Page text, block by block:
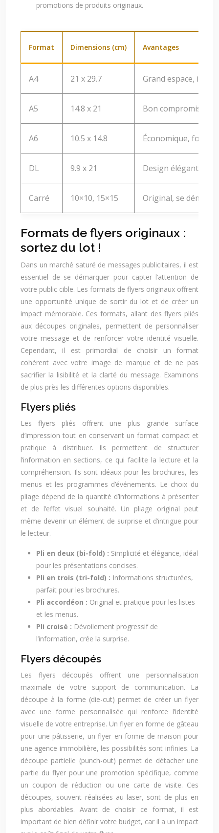
promotions de produits originaux.
Format Dimensions (cm) Avantages
A4 21 x 29.7 Grand espace,
A5 14.8 x 21 Bon compromis
A6 10.5 x 14.8 Économique, format
DL 9.9 x 21 Design élégant,
Carré 10×10, 15×15 Original, se
Formats de flyers originaux :
sortez du lot !
Dans un marché saturé de messages publicitaires, il est
essentiel de se démarquer pour capter l’attention de
votre public cible. Les formats de flyers originaux offrent
une opportunité unique de sortir du lot et de créer un
impact mémorable. Ces formats, allant des flyers pliés
aux découpes originales, permettent de personnaliser
votre message et de renforcer votre identité visuelle.
Cependant, il est primordial de choisir un format
cohérent avec votre image de marque et de ne pas
sacrifier la lisibilité et la clarté du message. Examinons
de plus près les différentes options disponibles.
Flyers pliés
Les flyers pliés offrent une plus grande surface
d’impression tout en conservant un format compact et
pratique à distribuer. Ils permettent de structurer
l’information en sections, ce qui facilite la lecture et la
compréhension. Ils sont idéaux pour les brochures, les
menus et les programmes d’événements. Le choix du
pliage dépend de la quantité d’informations à présenter
et de l’effet visuel souhaité. Un pliage original peut
même devenir un élément de surprise et d’intrigue pour
le lecteur.
Pli en deux (bi-fold) : Simplicité et élégance, idéal
pour les présentations concises.
Pli en trois (tri-fold) : Informations structurées,
parfait pour les brochures.
Pli accordéon : Original et pratique pour les listes
et les menus.
Pli croisé : Dévoilement progressif de
l’information, crée la surprise.
Flyers découpés
Les flyers découpés offrent une personnalisation
maximale de votre support de communication. La
découpe à la forme (die-cut) permet de créer un flyer
avec une forme personnalisée qui renforce l’identité
visuelle de votre entreprise. Un flyer en forme de gâteau
pour une pâtisserie, un flyer en forme de maison pour
une agence immobilière, les possibilités sont infinies. La
découpe partielle (punch-out) permet de détacher une
partie du flyer pour une promotion spécifique, comme
un coupon de réduction ou une carte de visite. Ces
découpes, souvent réalisées au laser, sont de plus en
plus abordables. Avant de choisir ce format, il est
important de bien définir votre budget, car il a un impact